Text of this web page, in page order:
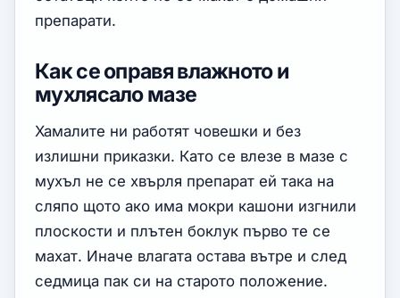
препарати.
Как се оправя влажното и
мухлясало мазе
Хамалите ни работят човешки и без
излишни приказки. Като се влезе в мазе с
мухъл не се хвърля препарат ей така на
сляпо щото ако има мокри кашони изгнили
плоскости и плътен боклук първо те се
махат. Иначе влагата остава вътре и след
седмица пак си на старото положение.